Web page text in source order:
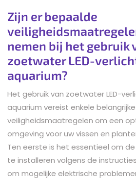
Zijn er bepaalde
nemen bij het gebruik
zoetwater LED-
aquarium?
Het gebruik van zoetwater LED-
aquarium vereist enkele belangrijke
veiligheidsmaatregelen om een
omgeving voor uw vissen en
Ten eerste is het essentieel om
te installeren volgens de
om mogelijke elektrische